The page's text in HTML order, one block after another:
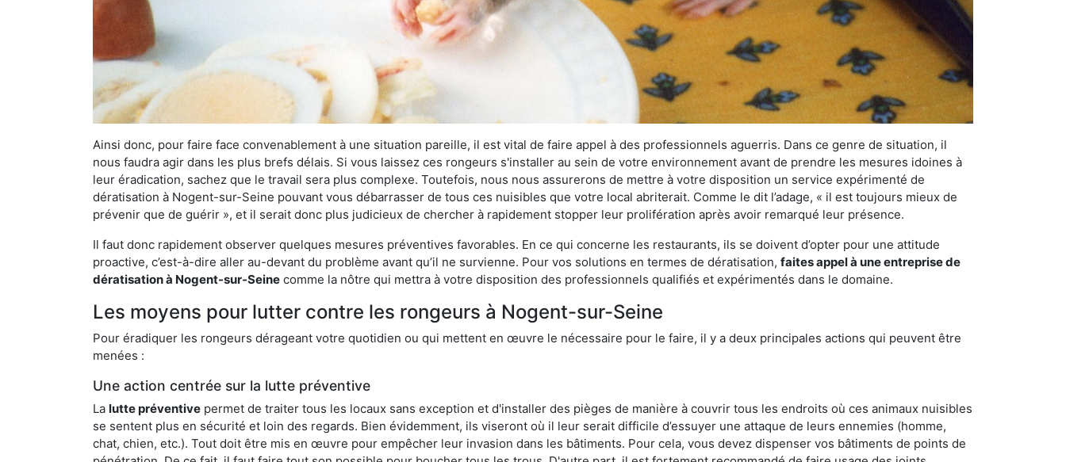
Ainsi donc, pour faire face convenablement à une situation pareille, il est vital de faire appel à des professionnels aguerris. Dans ce genre de situation, il
nous faudra agir dans les plus brefs délais. Si vous laissez ces rongeurs s'installer au sein de votre environnement avant de prendre les mesures idoines à
leur éradication, sachez que le travail sera plus complexe. Toutefois, nous nous assurerons de mettre à votre disposition un service expérimenté de
dératisation à Nogent-sur-Seine pouvant vous débarrasser de tous ces nuisibles que votre local abriterait. Comme le dit l’adage, « il est toujours mieux de
prévenir que de guérir », et il serait donc plus judicieux de chercher à rapidement stopper leur prolifération après avoir remarqué leur présence.
Il faut donc rapidement observer quelques mesures préventives favorables. En ce qui concerne les restaurants, ils se doivent d’opter pour une attitude
proactive, c’est-à-dire aller au-devant du problème avant qu’il ne survienne. Pour vos solutions en termes de dératisation, faites appel à une entreprise de
dératisation à Nogent-sur-Seine comme la nôtre qui mettra à votre disposition des professionnels qualifiés et expérimentés dans le domaine.
Les moyens pour lutter contre les rongeurs à Nogent-sur-Seine
Pour éradiquer les rongeurs dérageant votre quotidien ou qui mettent en œuvre le nécessaire pour le faire, il y a deux principales actions qui peuvent être
menées :
Une action centrée sur la lutte préventive
La lutte préventive permet de traiter tous les locaux sans exception et d'installer des pièges de manière à couvrir tous les endroits où ces animaux nuisibles
se sentent plus en sécurité et loin des regards. Bien évidemment, ils viseront où il leur serait difficile d’essuyer une attaque de leurs ennemies (homme,
chat, chien, etc.). Tout doit être mis en œuvre pour empêcher leur invasion dans les bâtiments. Pour cela, vous devez dispenser vos bâtiments de points de